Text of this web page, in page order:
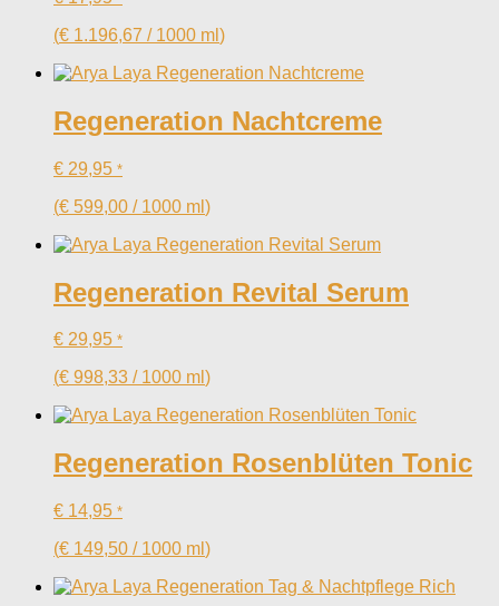
(€ 1.196,67 / 1000 ml )
Regeneration Nachtcreme
€ 29,95 *
(€ 599,00 / 1000 ml )
Regeneration Revital Serum
€ 29,95 *
(€ 998,33 / 1000 ml )
Regeneration Rosenblüten Tonic
€ 14,95 *
(€ 149,50 / 1000 ml )